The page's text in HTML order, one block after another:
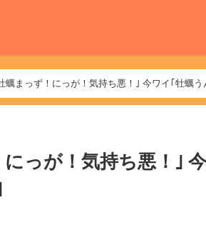
蠣まっず！にっが！気持ち悪！｣ 今ワイ｢牡蠣う
っが！気持ち悪！｣